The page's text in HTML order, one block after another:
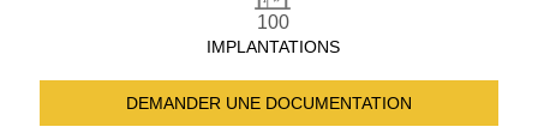
100
IMPLANTATIONS
DEMANDER UNE DOCUMENTATION